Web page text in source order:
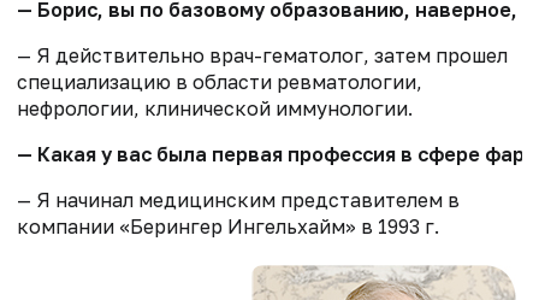
— Борис, вы по базовому образованию, наверное,
— Я действительно врач-гематолог, затем прошел
специализацию в области ревматологии,
нефрологии, клинической иммунологии.
— Какая у вас была первая профессия в сфере
— Я начинал медицинским представителем в
компании «Берингер Ингельхайм» в 1993 г.